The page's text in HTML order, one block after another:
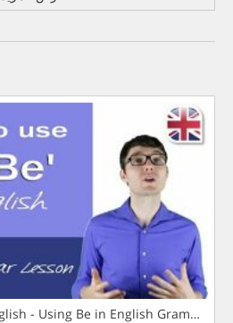
- Using Be in English Grammar